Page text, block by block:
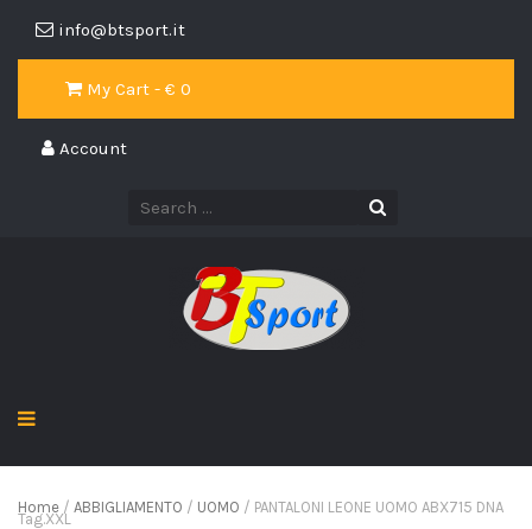
info@btsport.it
My Cart - € 0
Account
Home / ABBIGLIAMENTO / UOMO / PANTALONI LEONE UOMO ABX715 DNA
Tag.XXL